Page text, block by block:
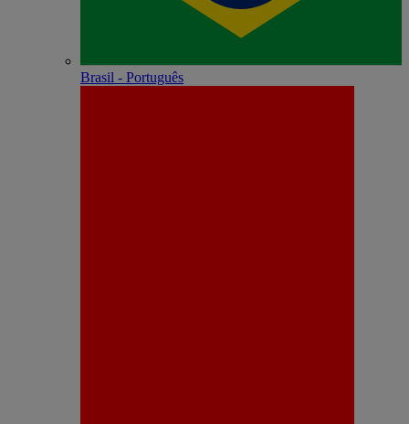
Brasil - Português